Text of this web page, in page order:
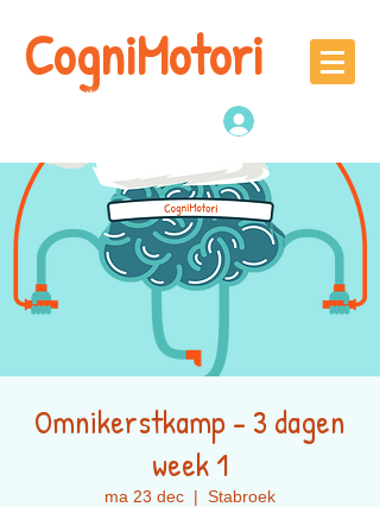
CogniMotori
Naschoolse
Omnikerstkamp - 3 dagen
week 1
ma 23 dec
  |
Stabroek